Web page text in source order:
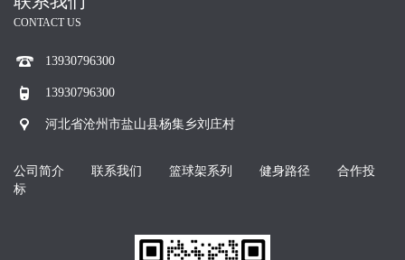
CONTACT US
13930796300
13930796300
河北省沧州市盐山县杨集乡刘庄村
公司简介 联系我们 篮球架系列 健身路径
合作投
标